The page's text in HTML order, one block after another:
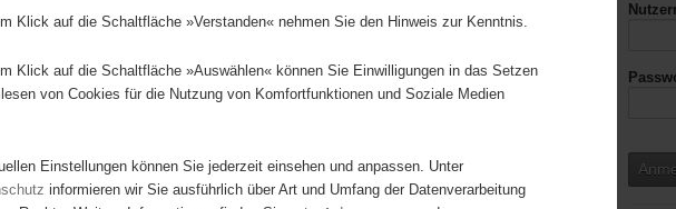
auf Karte anzeigen
Initiativen Projekte Nach Alphabet Nach Postleitzahl
26 Suchergebnisse
Klick auf die Schaltfläche »Verstanden« nehmen Sie den Hinweis zur Kenntnis.
Klick auf die Schaltfläche »Auswählen« können Sie Einwilligungen in das Setzen
von Cookies für die Nutzung von Komfortfunktionen und Soziale Medien
Einstellungen können Sie jederzeit einsehen und anpassen. Unter
informieren wir Sie ausführlich über Art und Umfang der Datenverarbeitung